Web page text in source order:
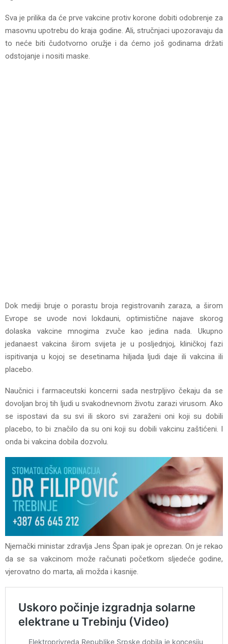
Sva je prilika da će prve vakcine protiv korone dobiti odobrenje za
masovnu upotrebu do kraja godine. Ali, stručnjaci upozoravaju da
to neće biti čudotvorno oružje i da ćemo još godinama držati
odstojanje i nositi maske.
Dok mediji bruje o porastu broja registrovanih zaraza, a širom
Evrope se uvode novi lokdauni, optimistične najave skorog
dolaska vakcine mnogima zvuče kao jedina nada. Ukupno
jedanaest vakcina širom svijeta je u posljednjoj, kliničkoj fazi
ispitivanja u kojoj se desetinama hiljada ljudi daje ili vakcina ili
placebo.
Naučnici i farmaceutski koncerni sada nestrpljivo čekaju da se
dovoljan broj tih ljudi u svakodnevnom životu zarazi virusom. Ako
se ispostavi da su svi ili skoro svi zaraženi oni koji su dobili
placebo, to bi značilo da su oni koji su dobili vakcinu zaštićeni. I
onda bi vakcina dobila dozvolu.
Njemački ministar zdravlja Jens Špan ipak je oprezan. On je rekao
da se sa vakcinom može računati početkom sljedeće godine,
vjerovatno do marta, ali možda i kasnije.